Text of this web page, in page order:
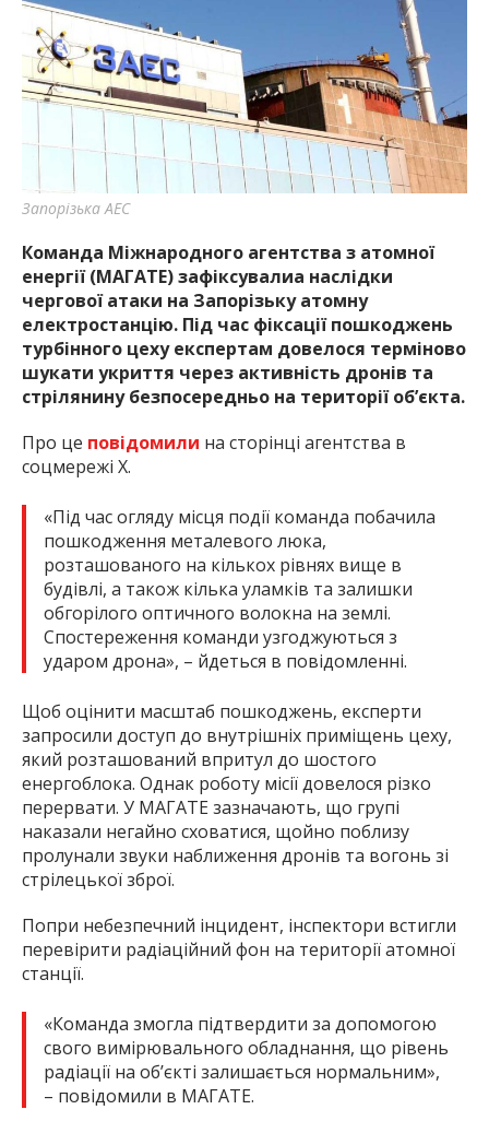
найважливішу інформацію про події
міста Запоріжжя та області.
Запорізька АЕС
Команда Міжнародного агентства з атомної
енергії (МАГАТЕ) зафіксувалиа наслідки
чергової атаки на Запорізьку атомну
електростанцію. Під час фіксації пошкоджень
турбінного цеху експертам довелося терміново
шукати укриття через активність дронів та
стрілянину безпосередньо на території об’єкта.
Про це повідомили на сторінці агентства в
соцмережі Х.
«Під час огляду місця події команда побачила
пошкодження металевого люка,
розташованого на кількох рівнях вище в
будівлі, а також кілька уламків та залишки
обгорілого оптичного волокна на землі.
Спостереження команди узгоджуються з
ударом дрона», – йдеться в повідомленні.
Щоб оцінити масштаб пошкоджень, експерти
запросили доступ до внутрішніх приміщень цеху,
який розташований впритул до шостого
енергоблока. Однак роботу місії довелося різко
перервати. У МАГАТЕ зазначають, що групі
наказали негайно сховатися, щойно поблизу
пролунали звуки наближення дронів та вогонь зі
стрілецької зброї.
Попри небезпечний інцидент, інспектори встигли
перевірити радіаційний фон на території атомної
станції.
«Команда змогла підтвердити за допомогою
свого вимірювального обладнання, що рівень
радіації на об’єкті залишається нормальним»,
– повідомили в МАГАТЕ.